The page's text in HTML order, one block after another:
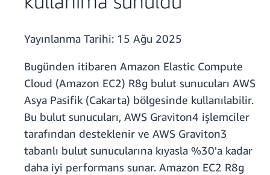
Yayınlanma Tarihi: 15 Ağu 2025
Bugünden itibaren Amazon Elastic Compute
Cloud (Amazon EC2) R8g bulut sunucuları AWS
Asya Pasifik (Cakarta) bölgesinde kullanılabilir.
Bu bulut sunucuları, AWS Graviton4 işlemciler
tarafından desteklenir ve AWS Graviton3
tabanlı bulut sunucularına kıyasla %30'a kadar
daha iyi performans sunar. Amazon EC2 R8g